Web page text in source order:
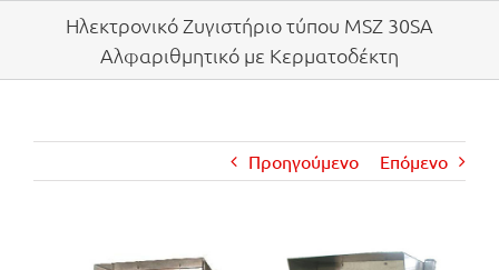
Ηλεκτρονικό Ζυγιστήριο τύπου MSZ 30SA
Αλφαριθμητικό με Κερματοδέκτη
Προηγούμενο Επόμενο